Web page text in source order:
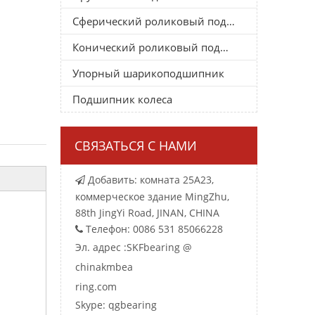
Сферический роликовый подшипник
Конический роликовый подшипник
Упорный шарикоподшипник
Подшипник колеса
СВЯЗАТЬСЯ С НАМИ
 Добавить: комната 25A23,
коммерческое здание MingZhu,
88th JingYi Road, JINAN, CHINA
 Телефон: 0086 531 85066228
Эл. адрес :SKFbearing @
chinakmbea
ring.com
Skype: qgbearing